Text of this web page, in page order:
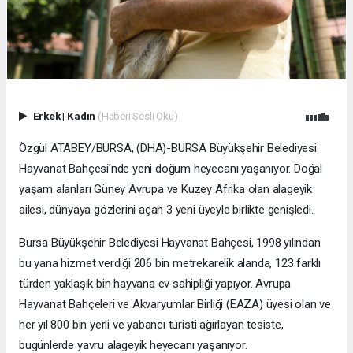
Erkek| Kadın (Haberi Sesli Oku)
Özgül ATABEY/BURSA, (DHA)-BURSA Büyükşehir Belediyesi
Hayvanat Bahçesi'nde yeni doğum heyecanı yaşanıyor. Doğal
yaşam alanları Güney Avrupa ve Kuzey Afrika olan alageyik
ailesi, dünyaya gözlerini açan 3 yeni üyeyle birlikte genişledi.
Bursa Büyükşehir Belediyesi Hayvanat Bahçesi, 1998 yılından
bu yana hizmet verdiği 206 bin metrekarelik alanda, 123 farklı
türden yaklaşık bin hayvana ev sahipliği yapıyor. Avrupa
Hayvanat Bahçeleri ve Akvaryumlar Birliği (EAZA) üyesi olan ve
her yıl 800 bin yerli ve yabancı turisti ağırlayan tesiste,
bugünlerde yavru alageyik heyecanı yaşanıyor.